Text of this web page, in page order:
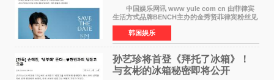
中国娱乐网讯 www yule com cn 由菲律宾
生活方式品牌BENCH主办的金秀贤菲律宾粉丝见
面会，将于10月2日在马尼拉SM Mall of
Asia（MOA）竞技场举行，预计规模达2万人。
这也是金秀贤自去年陷
韩国娱乐
孙艺珍将首登《拜托了冰箱》！
与玄彬的冰箱秘密即将公开